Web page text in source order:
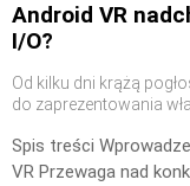
Android VR
I/O?
Od kilku dni krążą
do zaprezentowania
Spis treści
VR Przewaga nad